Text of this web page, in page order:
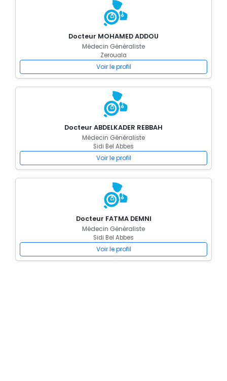
Docteur MOHAMED ADDOU
Médecin Généraliste
Zerouala
Voir le profil
Docteur ABDELKADER REBBAH
Médecin Généraliste
Sidi Bel Abbes
Voir le profil
Docteur FATMA DEMNI
Médecin Généraliste
Sidi Bel Abbes
Voir le profil